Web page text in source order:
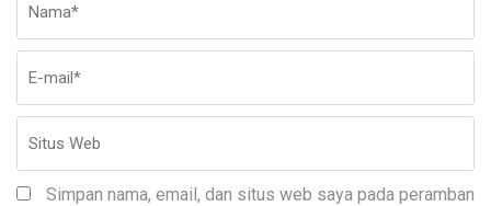
Simpan nama, email, dan situs web saya pada peramban